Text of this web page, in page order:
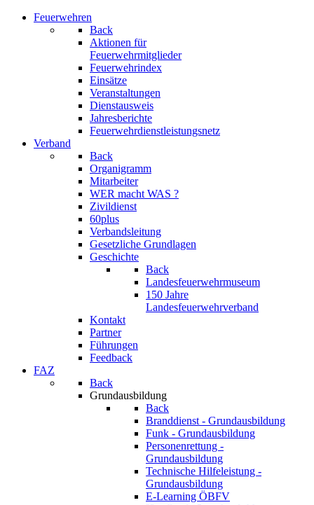
Feuerwehren
Back
Aktionen für
Feuerwehrmitglieder
Feuerwehrindex
Einsätze
Veranstaltungen
Dienstausweis
Jahresberichte
Feuerwehrdienstleistungsnetz
Verband
Back
Organigramm
Mitarbeiter
WER macht WAS ?
Zivildienst
60plus
Verbandsleitung
Gesetzliche Grundlagen
Geschichte
Back
Landesfeuerwehrmuseum
150 Jahre
Landesfeuerwehrverband
Kontakt
Partner
Führungen
Feedback
FAZ
Back
Grundausbildung
Back
Branddienst - Grundausbildung
Funk - Grundausbildung
Personenrettung -
Grundausbildung
Technische Hilfeleistung -
Grundausbildung
E-Learning ÖBFV